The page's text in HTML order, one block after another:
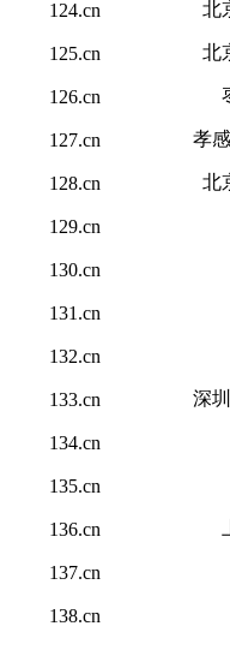
124.cn 北
125.cn 北
126.cn
127.cn 孝
128.cn 北
129.cn
130.cn
131.cn
132.cn
133.cn 深
134.cn
135.cn
136.cn
137.cn
138.cn